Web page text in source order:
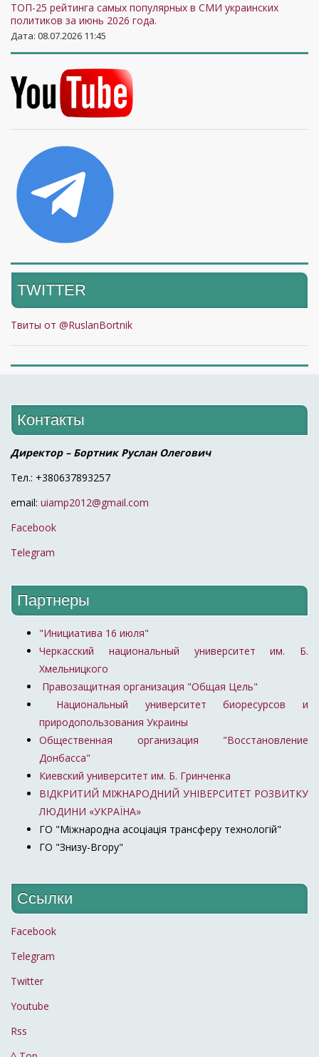
ТОП-25 рейтинга самых популярных в СМИ украинских
политиков за июнь 2026 года.
Дата: 08.07.2026 11:45
TWITTER
Твиты от @RuslanBortnik
Контакты
Директор – Бортник Руслан Олегович
Тел.: +380637893257
email: uiamp2012@gmail.com
Facebook
Telegram
Партнеры
"Инициатива 16 июля"
Черкасский национальный университет им. Б.
Хмельницкого
Правозащитная организация "Общая Цель"
Национальный университет биоресурсов и
природопользования Украины
Общественная организация "Восстановление
Донбасса"
Киевский университет им. Б. Гринченка
ВІДКРИТИЙ МІЖНАРОДНИЙ УНІВЕРСИТЕТ РОЗВИТКУ
ЛЮДИНИ «УКРАЇНА»
ГО "Міжнародна асоціація трансферу технологій"
ГО "Знизу-Вгору"
Ссылки
Facebook
Telegram
Twitter
Youtube
Rss